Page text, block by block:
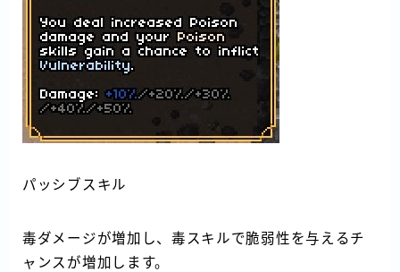
パッシブスキル
毒ダメージが増加し、毒スキルで脆弱性を与えるチ
ャンスが増加します。